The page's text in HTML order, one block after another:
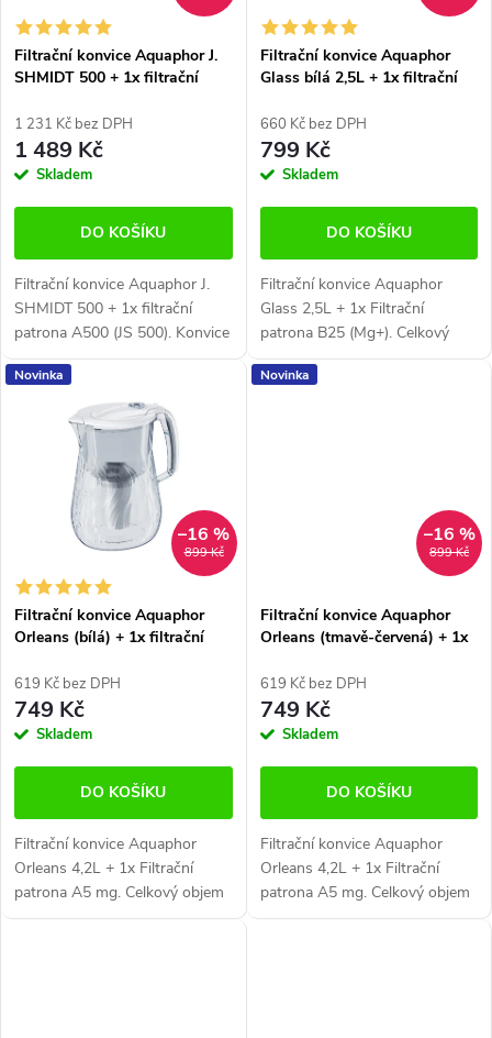
r
o
d
u
k
t
ů
p
r
o
d
u
k
t
ů
Filtrační konvice Aquaphor J.
SHMIDT 500 + 1x filtrační
1 231 Kč bez DPH
1 489 Kč
Skladem
DO KOŠÍKU
Filtrační konvice Aquaphor J.
SHMIDT 500 + 1x filtrační
patrona A500 (JS 500). Konvice
nové generace na bázi reversní
osmózy. Kombinuje několik
typů čištění najednou Celkový...
Filtrační konvice Aquaphor
Glass bílá 2,5L + 1x filtrační
660 Kč bez DPH
799 Kč
Skladem
DO KOŠÍKU
Filtrační konvice Aquaphor
Glass 2,5L + 1x Filtrační
patrona B25 (Mg+). Celkový
objem 2,5 litrů. Materiál džbánu:
Sklo Barva: Bílá
Novinka
899 Kč
–16 %
Filtrační konvice Aquaphor
Orleans (bílá) + 1x filtrační
619 Kč bez DPH
749 Kč
Skladem
DO KOŠÍKU
Filtrační konvice Aquaphor
Orleans 4,2L + 1x Filtrační
patrona A5 mg. Celkový objem
4,2 litrů.
Novinka
899 Kč
–16 %
Filtrační konvice Aquaphor
Orleans (tmavě-červená) + 1x
619 Kč bez DPH
749 Kč
Skladem
DO KOŠÍKU
Filtrační konvice Aquaphor
Orleans 4,2L + 1x Filtrační
patrona A5 mg. Celkový objem
4,2 litrů.